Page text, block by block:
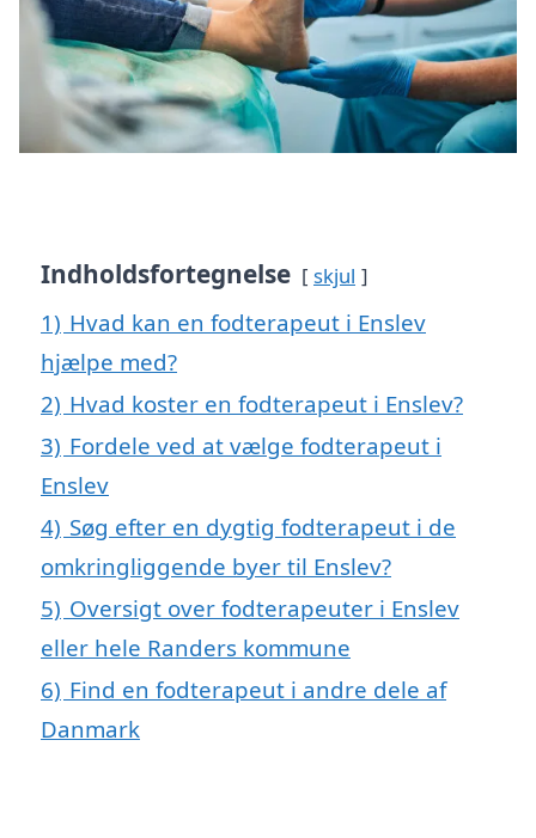
Indholdsfortegnelse skjul
1) Hvad kan en fodterapeut i Enslev
hjælpe med?
2) Hvad koster en fodterapeut i Enslev?
3) Fordele ved at vælge fodterapeut i
Enslev
4) Søg efter en dygtig fodterapeut i de
omkringliggende byer til Enslev?
5) Oversigt over fodterapeuter i Enslev
eller hele Randers kommune
6) Find en fodterapeut i andre dele af
Danmark